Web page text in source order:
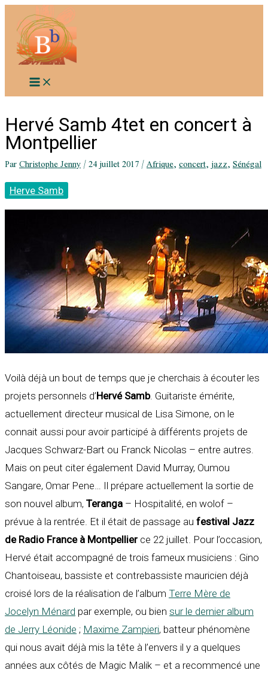
contenu
Hervé Samb 4tet en concert à
Montpellier
ParChristophe Jenny/24 juillet 2017/Afrique,concert,jazz,Sénégal
Herve Samb
Voilà déjà un bout de temps que je cherchais à écouter les
projets personnels d’Hervé Samb. Guitariste émérite,
actuellement directeur musical de Lisa Simone, on le
connait aussi pour avoir participé à différents projets de
Jacques Schwarz-Bart ou Franck Nicolas – entre autres.
Mais on peut citer également David Murray, Oumou
Sangare, Omar Pene… Il prépare actuellement la sortie de
son nouvel album, Teranga – Hospitalité, en wolof –
prévue à la rentrée. Et il était de passage au festival Jazz
de Radio France à Montpellier ce 22 juillet. Pour l’occasion,
Hervé était accompagné de trois fameux musiciens : Gino
Chantoiseau, bassiste et contrebassiste mauricien déjà
croisé lors de la réalisation de l’album Terre Mère de
Jocelyn Ménard par exemple, ou bien sur le dernier album
de Jerry Léonide ; Maxime Zampieri, batteur phénomène
qui nous avait déjà mis la tête à l’envers il y a quelques
années aux côtés de Magic Malik – et a recommencé une